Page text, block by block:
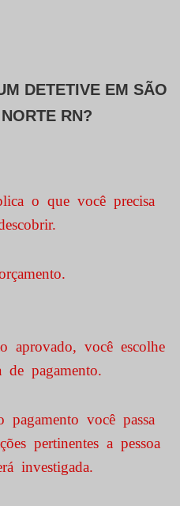
DETETIVE EM SÃO
RN?
o que você precisa
aprovado, você escolhe
pagamento.
pagamento você passa
pertinentes a pessoa
investigada.